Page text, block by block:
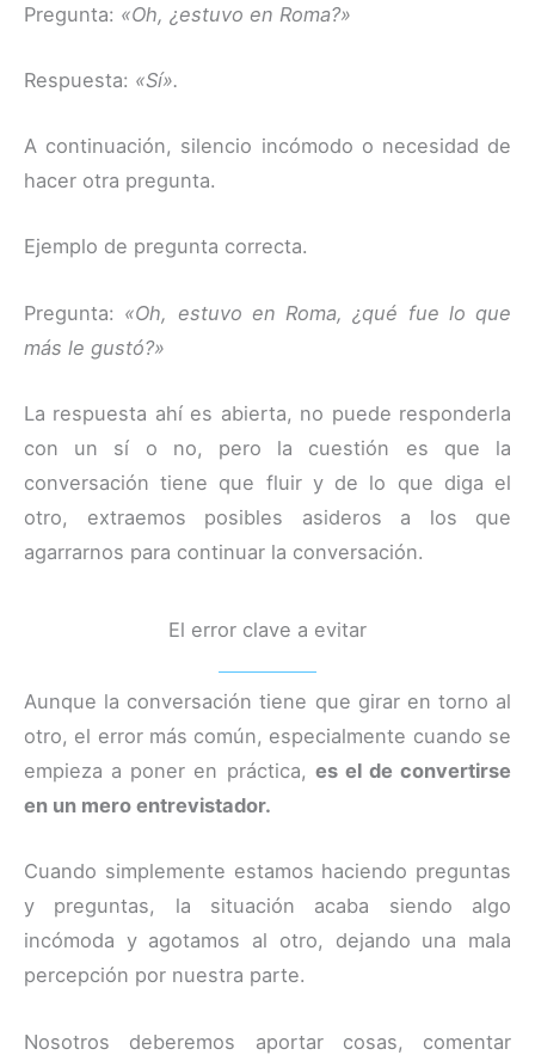
Pregunta: «Oh, ¿estuvo en Roma?»
Respuesta: «Sí».
A continuación, silencio incómodo o necesidad de
hacer otra pregunta.
Ejemplo de pregunta correcta.
Pregunta: «Oh, estuvo en Roma, ¿qué fue lo que
más le gustó?»
La respuesta ahí es abierta, no puede responderla
con un sí o no, pero la cuestión es que la
conversación tiene que fluir y de lo que diga el
otro, extraemos posibles asideros a los que
agarrarnos para continuar la conversación.
El error clave a evitar
Aunque la conversación tiene que girar en torno al
otro, el error más común, especialmente cuando se
empieza a poner en práctica, es el de convertirse
en un mero entrevistador.
Cuando simplemente estamos haciendo preguntas
y preguntas, la situación acaba siendo algo
incómoda y agotamos al otro, dejando una mala
percepción por nuestra parte.
Nosotros deberemos aportar cosas, comentar